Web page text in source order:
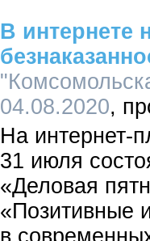
В интернете
04.08.2020
На интернет-
31 июля
«Деловая
«Позитивные
в